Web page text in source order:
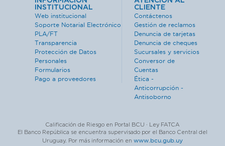
INSTITUCIONAL
Web institucional
Soporte Notarial Electrónico
PLA/FT
Transparencia
Protección de Datos
Personales
Formularios
Pago a proveedores
CLIENTE
Contáctenos
Gestión de reclamos
Denuncia de tarjetas
Denuncia de cheques
Sucursales y servicios
Conversor de
Cuentas
Ética -
Anticorrupción -
Antisoborno
Calificación de Riesgo en Portal BCU · Ley FATCA
El Banco República se encuentra supervisado por el Banco Central del
Uruguay. Por más información en www.bcu.gub.uy